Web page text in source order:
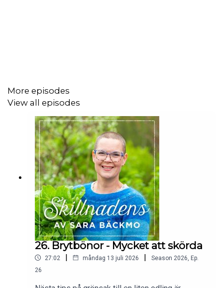
More episodes
View all episodes
26. Brytbönor - Mycket att skörda
27:02 | måndag 13 juli 2026 | Season 2026, Ep.
26